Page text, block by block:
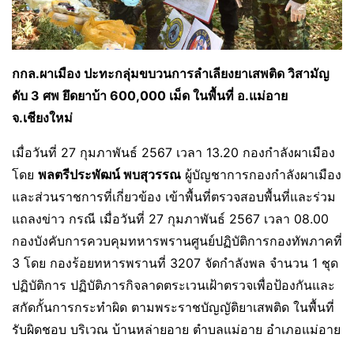
กกล.ผาเมือง ปะทะกลุ่มขบวนการลำเลียงยาเสพติด วิสามัญ
ดับ 3 ศพ ยึดยาบ้า 600,000 เม็ด ในพื้นที่ อ.แม่อาย
จ.เชียงใหม่
เมื่อวันที่ 27 กุมภาพันธ์ 2567 เวลา 13.20 กองกำลังผาเมือง
โดย พลตรีประพัฒน์ พบสุวรรณ ผู้บัญชาการกองกำลังผาเมือง
และส่วนราชการที่เกี่ยวข้อง เข้าพื้นที่ตรวจสอบพื้นที่และร่วม
แถลงข่าว กรณี เมื่อวันที่ 27 กุมภาพันธ์ 2567 เวลา 08.00
กองบังคับการควบคุมทหารพรานศูนย์ปฏิบัติการกองทัพภาคที่
3 โดย กองร้อยทหารพรานที่ 3207 จัดกำลังพล จำนวน 1 ชุด
ปฏิบัติการ ปฏิบัติภารกิจลาดตระเวนเฝ้าตรวจเพื่อป้องกันและ
สกัดกั้นการกระทำผิด ตามพระราชบัญญัติยาเสพติด ในพื้นที่
รับผิดชอบ บริเวณ บ้านหล่ายอาย ตำบลแม่อาย อำเภอแม่อาย